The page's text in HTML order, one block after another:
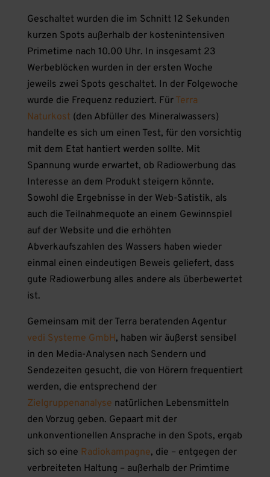
Geschaltet wurden die im Schnitt 12 Sekunden
kurzen Spots außerhalb der kostenintensiven
Primetime nach 10.00 Uhr. In insgesamt 23
Werbeblöcken wurden in der ersten Woche
jeweils zwei Spots geschaltet. In der Folgewoche
wurde die Frequenz reduziert. Für Terra
Naturkost (den Abfüller des Mineralwassers)
handelte es sich um einen Test, für den vorsichtig
mit dem Etat hantiert werden sollte. Mit
Spannung wurde erwartet, ob Radiowerbung das
Interesse an dem Produkt steigern könnte.
Sowohl die Ergebnisse in der Web-Satistik, als
auch die Teilnahmequote an einem Gewinnspiel
auf der Website und die erhöhten
Abverkaufszahlen des Wassers haben wieder
einmal einen eindeutigen Beweis geliefert, dass
gute Radiowerbung alles andere als überbewertet
ist.
Gemeinsam mit der Terra beratenden Agentur
vedi Systeme GmbH, haben wir äußerst sensibel
in den Media-Analysen nach Sendern und
Sendezeiten gesucht, die von Hörern frequentiert
werden, die entsprechend der
Zielgruppenanalyse natürlichen Lebensmitteln
den Vorzug geben. Gepaart mit der
unkonventionellen Ansprache in den Spots, ergab
sich so eine Radiokampagne, die – entgegen der
verbreiteten Haltung – außerhalb der Primtime